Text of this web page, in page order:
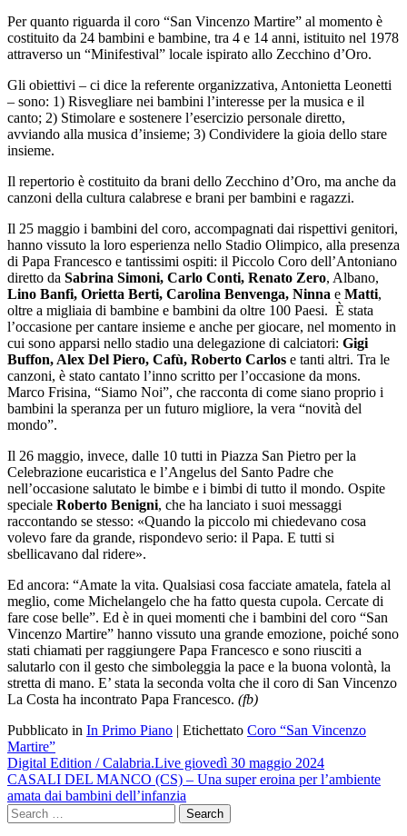
Per quanto riguarda il coro “San Vincenzo Martire” al momento è
costituito da 24 bambini e bambine, tra 4 e 14 anni, istituito nel 1978
attraverso un “Minifestival” locale ispirato allo Zecchino d’Oro.
Gli obiettivi – ci dice la referente organizzativa, Antonietta Leonetti
– sono: 1) Risvegliare nei bambini l’interesse per la musica e il
canto; 2) Stimolare e sostenere l’esercizio personale diretto,
avviando alla musica d’insieme; 3) Condividere la gioia dello stare
insieme.
Il repertorio è costituito da brani dello Zecchino d’Oro, ma anche da
canzoni della cultura calabrese e brani per bambini e ragazzi.
Il 25 maggio i bambini del coro, accompagnati dai rispettivi genitori,
hanno vissuto la loro esperienza nello Stadio Olimpico, alla presenza
di Papa Francesco e tantissimi ospiti: il Piccolo Coro dell’Antoniano
diretto da Sabrina Simoni, Carlo Conti, Renato Zero, Albano,
Lino Banfi, Orietta Berti, Carolina Benvenga, Ninna e Matti,
oltre a migliaia di bambine e bambini da oltre 100 Paesi. È stata
l’occasione per cantare insieme e anche per giocare, nel momento in
cui sono apparsi nello stadio una delegazione di calciatori: Gigi
Buffon, Alex Del Piero, Cafù, Roberto Carlos e tanti altri. Tra le
canzoni, è stato cantato l’inno scritto per l’occasione da mons.
Marco Frisina, “Siamo Noi”, che racconta di come siano proprio i
bambini la speranza per un futuro migliore, la vera “novità del
mondo”.
Il 26 maggio, invece, dalle 10 tutti in Piazza San Pietro per la
Celebrazione eucaristica e l’Angelus del Santo Padre che
nell’occasione salutato le bimbe e i bimbi di tutto il mondo. Ospite
speciale Roberto Benigni, che ha lanciato i suoi messaggi
raccontando se stesso: «Quando la piccolo mi chiedevano cosa
volevo fare da grande, rispondevo serio: il Papa. E tutti si
sbellicavano dal ridere».
Ed ancora: “Amate la vita. Qualsiasi cosa facciate amatela, fatela al
meglio, come Michelangelo che ha fatto questa cupola. Cercate di
fare cose belle”. Ed è in quei momenti che i bambini del coro “San
Vincenzo Martire” hanno vissuto una grande emozione, poiché sono
stati chiamati per raggiungere Papa Francesco e sono riusciti a
salutarlo con il gesto che simboleggia la pace e la buona volontà, la
stretta di mano. E’ stata la seconda volta che il coro di San Vincenzo
La Costa ha incontrato Papa Francesco. (fb)
Pubblicato in In Primo Piano | Etichettato Coro “San Vincenzo
Martire”
Navigazione
articoli
Digital Edition / Calabria.Live giovedì 30 maggio 2024
CASALI DEL MANCO (CS) – Una super eroina per l’ambiente
amata dai bambini dell’infanzia